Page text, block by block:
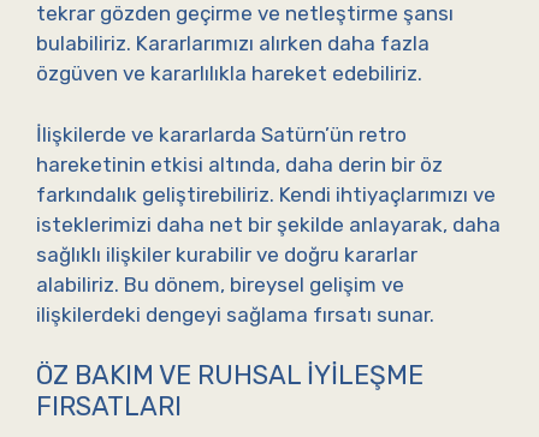
tekrar gözden geçirme ve netleştirme şansı
bulabiliriz. Kararlarımızı alırken daha fazla
özgüven ve kararlılıkla hareket edebiliriz.
İlişkilerde ve kararlarda Satürn’ün retro
hareketinin etkisi altında, daha derin bir öz
farkındalık geliştirebiliriz. Kendi ihtiyaçlarımızı ve
isteklerimizi daha net bir şekilde anlayarak, daha
sağlıklı ilişkiler kurabilir ve doğru kararlar
alabiliriz. Bu dönem, bireysel gelişim ve
ilişkilerdeki dengeyi sağlama fırsatı sunar.
ÖZ BAKIM VE RUHSAL İYILEŞME
FIRSATLARI